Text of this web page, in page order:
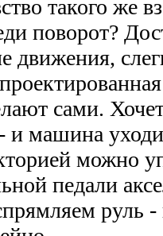
такого же
поворот?
движения,
сами.
и машина
можно
педали
руль